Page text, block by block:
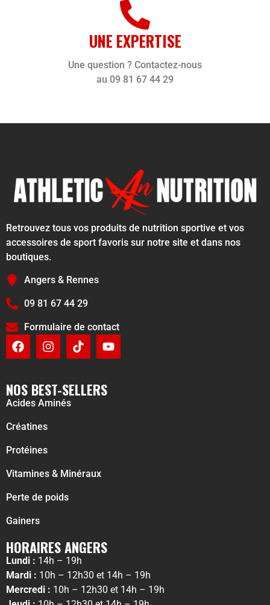
UNE EXPERTISE
Une question ? Contactez-nous
au 09 81 67 44 29
Retrouvez tous vos produits de nutrition sportive et vos
accessoires de sport favoris sur notre site et dans nos
boutiques.
Angers & Rennes
09 81 67 44 29
Formulaire de contact
NOS BEST-SELLERS
Acides Aminés
Créatines
Protéines
Vitamines & Minéraux
Perte de poids
Gainers
HORAIRES ANGERS
Lundi : 14h – 19h
Mardi : 10h – 12h30 et 14h – 19h
Mercredi : 10h – 12h30 et 14h – 19h